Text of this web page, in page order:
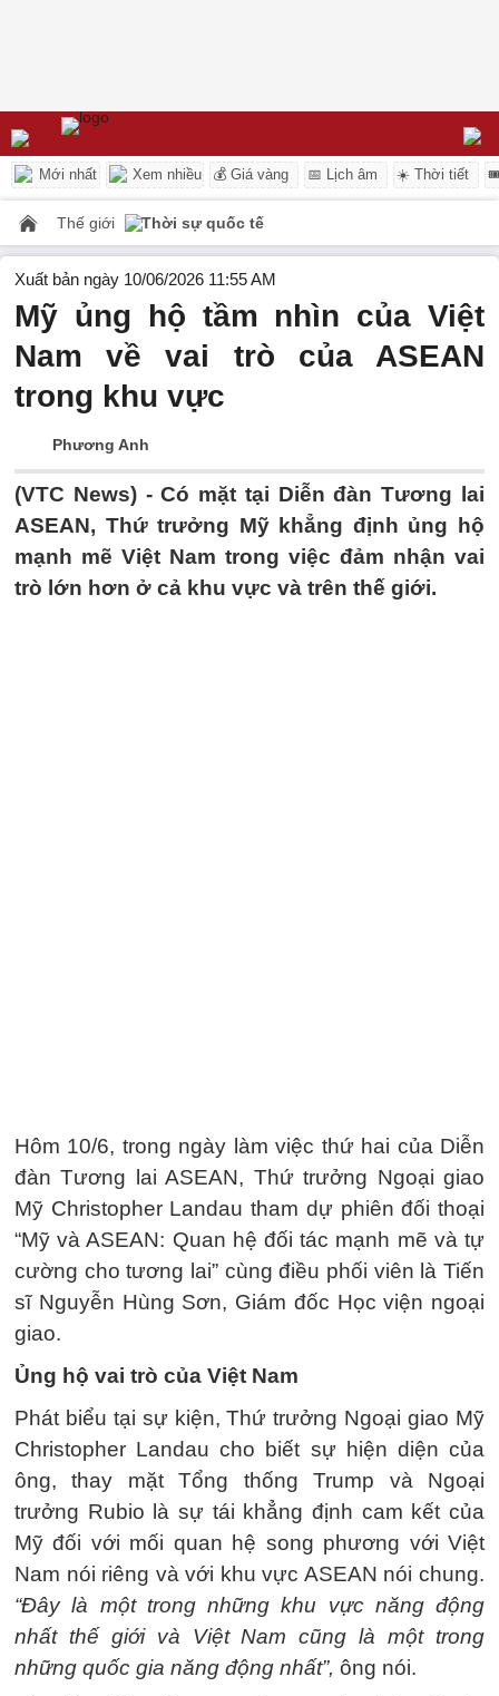
Mới nhất Xem nhiều 💰 Giá vàng 📅 Lịch âm ☀️ Thời tiết
Thế giới Thời sự quốc tế
Xuất bản ngày 10/06/2026 11:55 AM
Mỹ ủng hộ tầm nhìn của Việt
Nam về vai trò của ASEAN
trong khu vực
Phương Anh
(VTC News) -Có mặt tại Diễn đàn Tương lai
ASEAN, Thứ trưởng Mỹ khẳng định ủng hộ
mạnh mẽ Việt Nam trong việc đảm nhận vai
trò lớn hơn ở cả khu vực và trên thế giới.
Hôm 10/6, trong ngày làm việc thứ hai của Diễn
đàn Tương lai ASEAN, Thứ trưởng Ngoại giao
Mỹ Christopher Landau tham dự phiên đối thoại
“Mỹ và ASEAN: Quan hệ đối tác mạnh mẽ và tự
cường cho tương lai” cùng điều phối viên là Tiến
sĩ Nguyễn Hùng Sơn, Giám đốc Học viện ngoại
giao.
Ủng hộ vai trò của Việt Nam
Phát biểu tại sự kiện, Thứ trưởng Ngoại giao Mỹ
Christopher Landau cho biết sự hiện diện của
ông, thay mặt Tổng thống Trump và Ngoại
trưởng Rubio là sự tái khẳng định cam kết của
Mỹ đối với mối quan hệ song phương với Việt
Nam nói riêng và với khu vực ASEAN nói chung.
“Đây là một trong những khu vực năng động
nhất thế giới và Việt Nam cũng là một trong
những quốc gia năng động nhất”, ông nói.